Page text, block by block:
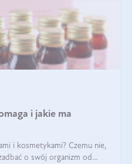
i jakie ma
i kosmetykami? Czemu nie,
o swój organizm od